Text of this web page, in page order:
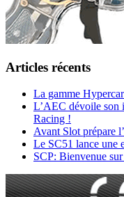
Articles récents
La gamme
L’AEC dévoile son
Racing !
Avant Slot prépare
Le SC51 lance une
SCP: Bienvenue